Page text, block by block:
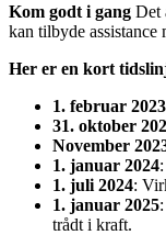
Kom godt i gang Det
kan tilbyde
Her er en kort
1. februar 2023
31. oktober
November
1. januar 2024
1. juli 2024:
1. januar 2025
trådt i kraft.